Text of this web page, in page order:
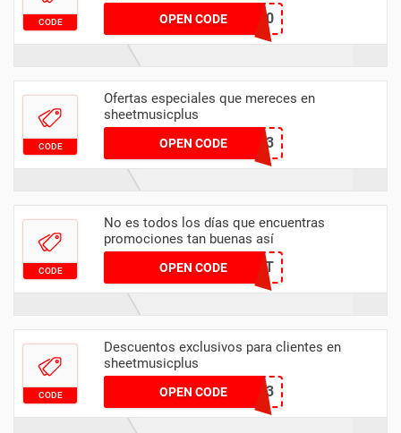
CODE OPEN CODEHL04009330
CODE
Ofertas especiales que mereces en
sheetmusicplus
OPEN CODE B2S23
CODE
No es todos los días que encuentras
promociones tan buenas así
OPEN CODEJP2J9T
CODE
Descuentos exclusivos para clientes en
sheetmusicplus
OPEN CODETERNARY23